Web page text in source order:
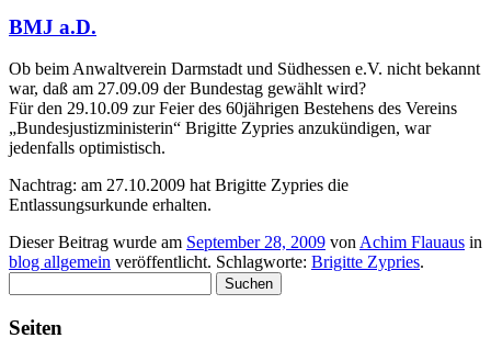
BMJ a.D.
Ob beim Anwaltverein Darmstadt und Südhessen e.V. nicht bekannt
war, daß am 27.09.09 der Bundestag gewählt wird?
Für den 29.10.09 zur Feier des 60jährigen Bestehens des Vereins
„Bundesjustizministerin“ Brigitte Zypries anzukündigen, war
jedenfalls optimistisch.
Nachtrag: am 27.10.2009 hat Brigitte Zypries die
Entlassungsurkunde erhalten.
Dieser Beitrag wurde am September 28, 2009 von Achim Flauaus in
blog allgemein veröffentlicht. Schlagworte: Brigitte Zypries.
nach:
Seiten